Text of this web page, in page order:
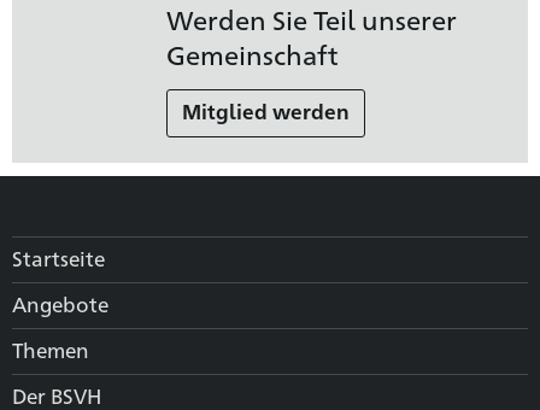
Werden Sie Teil unserer
Gemeinschaft
Mitglied werden
Startseite
Angebote
Themen
Der BSVH